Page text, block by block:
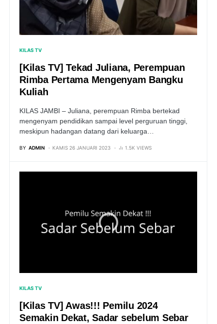
KILAS TV
[Kilas TV] Tekad Juliana, Perempuan
Rimba Pertama Mengenyam Bangku
Kuliah
KILAS JAMBI – Juliana, perempuan Rimba bertekad
mengenyam pendidikan sampai level perguruan tinggi,
meskipun hadangan datang dari keluarga…
BY ADMIN KAMIS 26 JANUARI 2023 1.5K VIEWS
KILAS TV
[Kilas TV] Awas!!! Pemilu 2024
Semakin Dekat, Sadar sebelum Sebar